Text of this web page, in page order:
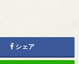
シェア